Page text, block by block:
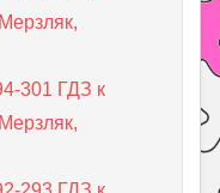
301 ГДЗ к